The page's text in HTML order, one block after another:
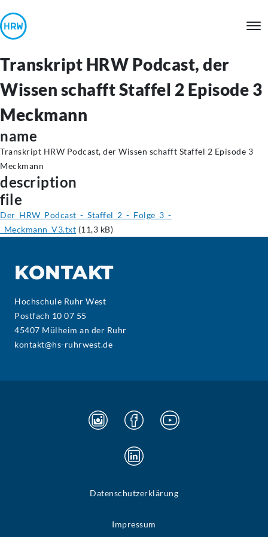
Transkript HRW Podcast, der
Wissen schafft Staffel 2 Episode 3
Meckmann
name
Transkript HRW Podcast, der Wissen schafft Staffel 2 Episode 3
Meckmann
description
file
Der_HRW_Podcast_-_Staffel_2_-_Folge_3_-
_Meckmann_V3.txt (11,3 kB)
KONTAKT
Hochschule Ruhr West
Postfach 10 07 55
45407 Mülheim an der Ruhr
kontakt@hs-ruhrwest.de
Datenschutzerklärung
Impressum